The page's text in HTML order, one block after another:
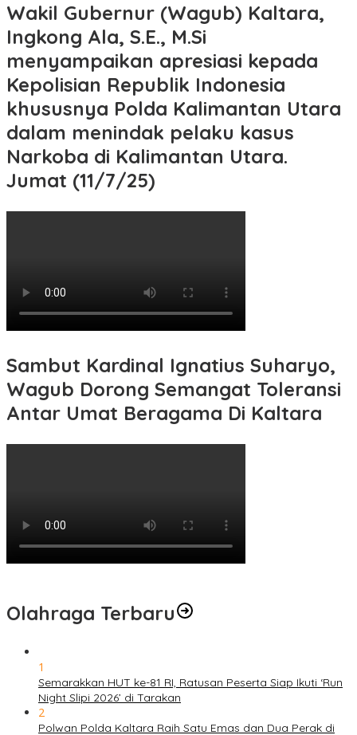
Wakil Gubernur (Wagub) Kaltara,
Ingkong Ala, S.E., M.Si
menyampaikan apresiasi kepada
Kepolisian Republik Indonesia
khususnya Polda Kalimantan Utara
dalam menindak pelaku kasus
Narkoba di Kalimantan Utara.
Jumat (11/7/25)
Sambut Kardinal Ignatius Suharyo,
Wagub Dorong Semangat Toleransi
Antar Umat Beragama Di Kaltara
Olahraga Terbaru
1
Semarakkan HUT ke-81 RI, Ratusan Peserta Siap Ikuti ‘Run
Night Slipi 2026’ di Tarakan
2
Polwan Polda Kaltara Raih Satu Emas dan Dua Perak di